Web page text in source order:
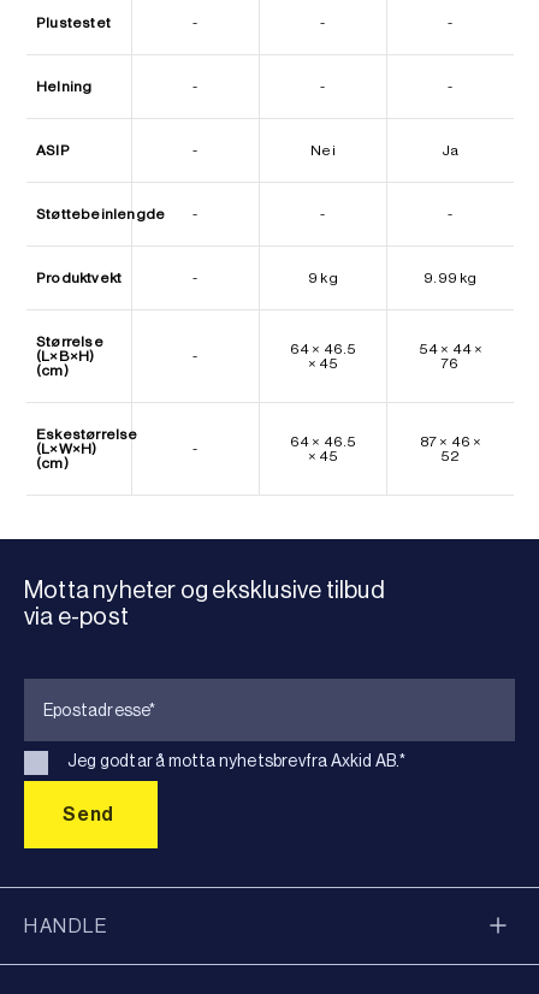
Plustestet - - -
Helning - - -
ASIP - Nei Ja
Støttebeinlengde - - -
Produktvekt - 9 kg 9.99 kg
Størrelse
(L×B×H)
(cm)
-
64 × 46.5
× 45
54 × 44 ×
76
Eskestørrelse
(L×W×H)
(cm)
-
64 × 46.5
× 45
87 × 46 ×
52
Motta nyheter og eksklusive tilbud
via e-post
Jeg godtar å motta nyhetsbrevfra Axkid AB.*
HANDLE